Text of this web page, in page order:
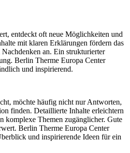
entdeckt oft neue Möglichkeiten und
mit klaren Erklärungen fördern das
an. Ein strukturierter
Berlin Therme Europa Center
und inspirierend.
möchte häufig nicht nur Antworten,
finden. Detaillierte Inhalte erleichtern
komplexe Themen zugänglicher. Gute
Berlin Therme Europa Center
und inspirierende Ideen für ein